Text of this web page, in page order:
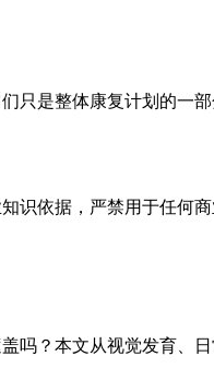
是整体康复计划的一
识依据，严禁用于任何
？本文从视觉发育、